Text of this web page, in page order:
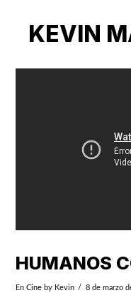
KEVIN
HUMANOS
EnCine by Kevin 8 de marzo